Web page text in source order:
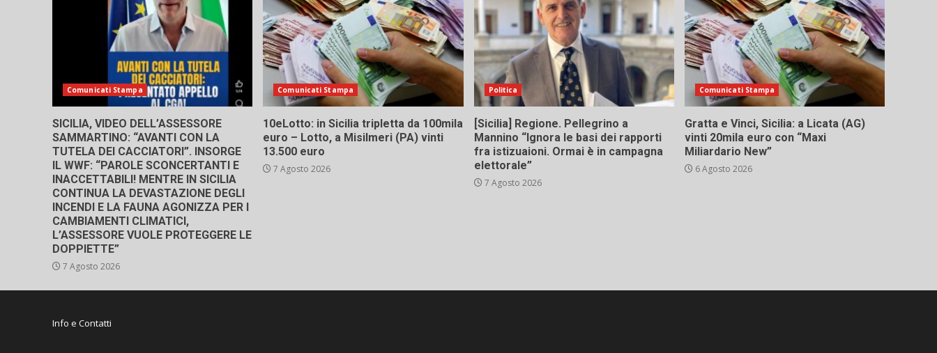
Comunicati Stampa
SICILIA, VIDEO DELL’ASSESSORE
SAMMARTINO: “AVANTI CON LA
TUTELA DEI CACCIATORI”. INSORGE
IL WWF: “PAROLE SCONCERTANTI E
INACCETTABILI! MENTRE IN SICILIA
CONTINUA LA DEVASTAZIONE DEGLI
INCENDI E LA FAUNA AGONIZZA PER I
CAMBIAMENTI CLIMATICI,
L’ASSESSORE VUOLE PROTEGGERE LE
DOPPIETTE”
7 Agosto 2026
Comunicati Stampa
10eLotto: in Sicilia tripletta da 100mila
euro – Lotto, a Misilmeri (PA) vinti
13.500 euro
7 Agosto 2026
Politica
[Sicilia] Regione. Pellegrino a
Mannino “Ignora le basi dei rapporti
fra istizuaioni. Ormai è in campagna
elettorale”
7 Agosto 2026
Comunicati Stampa
Gratta e Vinci, Sicilia: a Licata (AG)
vinti 20mila euro con “Maxi
Miliardario New”
6 Agosto 2026
Info e Contatti